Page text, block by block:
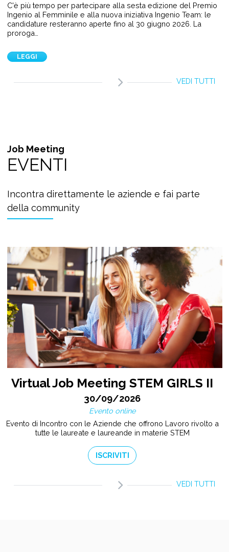
C'è più tempo per partecipare alla sesta edizione del Premio
Ingenio al Femminile e alla nuova iniziativa Ingenio Team: le
candidature resteranno aperte fino al 30 giugno 2026. La
proroga…
LEGGI
VEDI TUTTI
Job Meeting
EVENTI
Incontra direttamente le aziende e fai parte
della community
Virtual Job Meeting STEM GIRLS II
30/09/2026
Evento online
Evento di Incontro con le Aziende che offrono Lavoro rivolto a
tutte le laureate e laureande in materie STEM
ISCRIVITI
VEDI TUTTI